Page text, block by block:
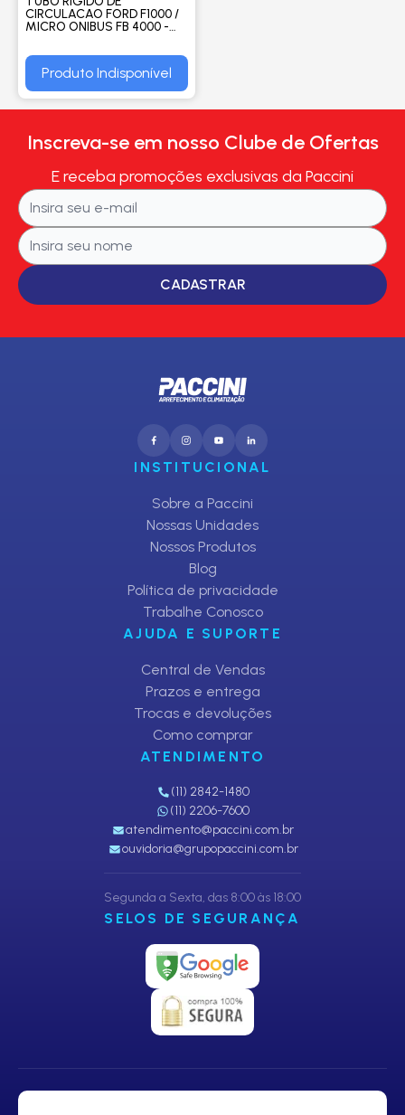
CIRCULACAO FORD F1000 /
MICRO ONIBUS FB 4000 -
Produto Indisponível
Inscreva-se em nosso Clube de Ofertas
E receba promoções exclusivas da Paccini
CADASTRAR
INSTITUCIONAL
Sobre a Paccini
Nossas Unidades
Nossos Produtos
Blog
Política de privacidade
Trabalhe Conosco
AJUDA E SUPORTE
Central de Vendas
Prazos e entrega
Trocas e devoluções
Como comprar
ATENDIMENTO
(11) 2842-1480
(11) 2206-7600
atendimento@paccini.com.br
ouvidoria@grupopaccini.com.br
Segunda a Sexta, das 8:00 às 18:00
SELOS DE SEGURANÇA